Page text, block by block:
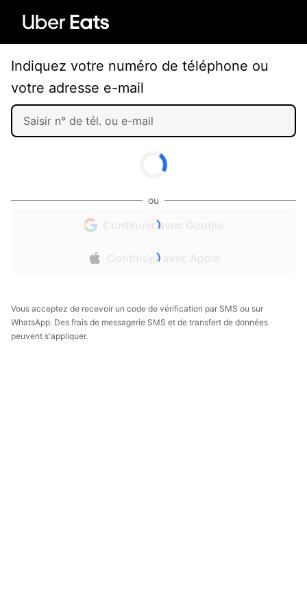
Indiquez votre numéro de téléphone ou
votre adresse e-mail
ou
Continuer avec Google
Continuer avec Apple
Vous acceptez de recevoir un code de vérification par SMS ou sur
WhatsApp. Des frais de messagerie SMS et de transfert de données
peuvent s'appliquer.